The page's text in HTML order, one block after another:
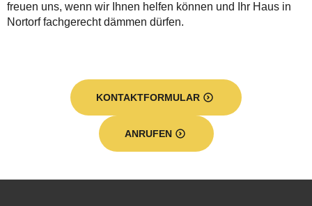
freuen uns, wenn wir Ihnen helfen können und Ihr Haus in
Nortorf fachgerecht dämmen dürfen.
KONTAKTFORMULAR
ANRUFEN